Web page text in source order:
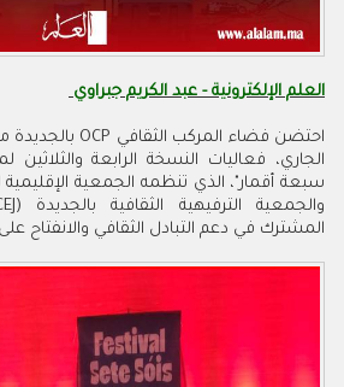
العلم الإلكترونية - عبد الكريم جبراوي
الجاري، فعاليات النسخة الرابعة
المشترك في دعم التبادل الثقافي والانفتاح على